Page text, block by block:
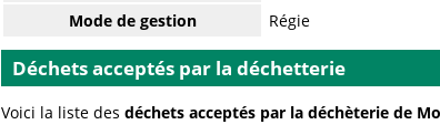
Mode de gestion
Régie
Déchets acceptés par la déchetterie
Voici la liste des déchets acceptés par la déchèterie de